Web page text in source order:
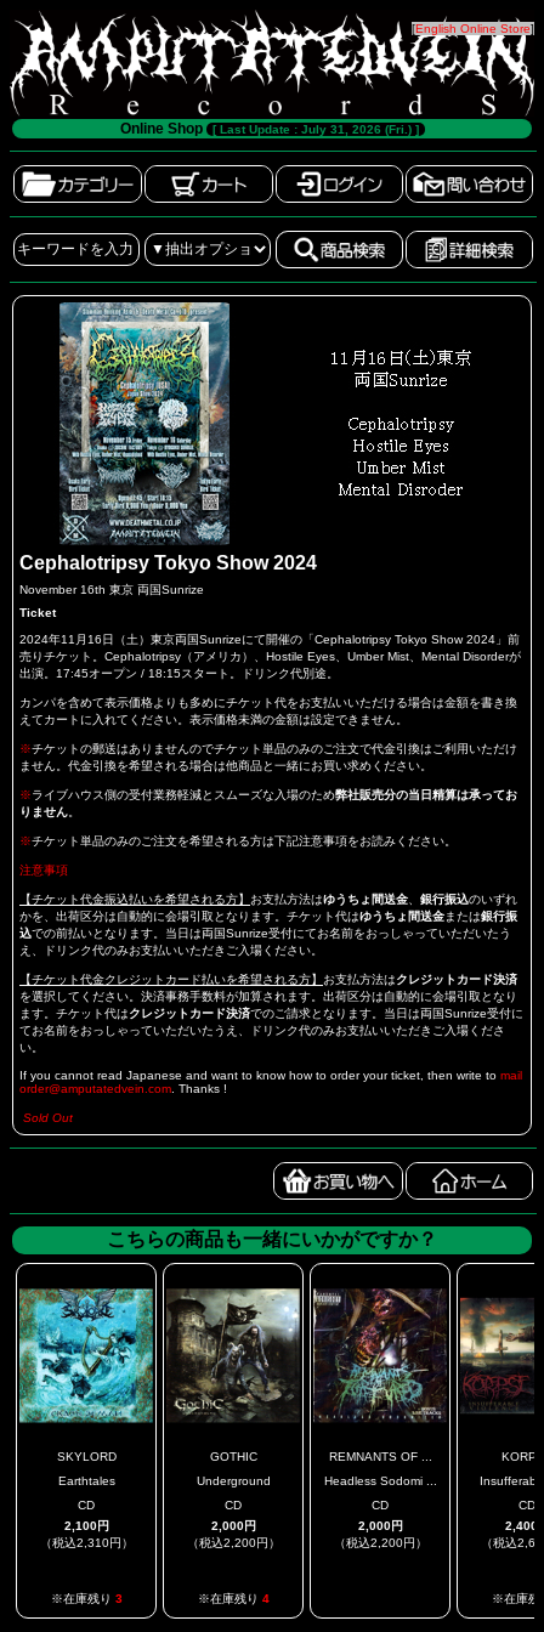
[English Online Store]
Online Shop [ Last Update : July 31, 2026 (Fri.) ]
Cephalotripsy Tokyo Show 2024
November 16th 東京 両国Sunrize
Ticket
2024年11月16日（土）東京両国Sunrizeにて開催の「Cephalotripsy Tokyo Show 2024」前
売りチケット。Cephalotripsy（アメリカ）、Hostile Eyes、Umber Mist、Mental Disorderが
出演。17:45オープン / 18:15スタート。ドリンク代別途。
カンパを含めて表示価格よりも多めにチケット代をお支払いいただける場合は金額を書き換
えてカートに入れてください。表示価格未満の金額は設定できません。
※チケットの郵送はありませんのでチケット単品のみのご注文で代金引換はご利用いただけ
ません。代金引換を希望される場合は他商品と一緒にお買い求めください。
※ライブハウス側の受付業務軽減とスムーズな入場のため弊社販売分の当日精算は承ってお
りません
※チケット単品のみのご注文を希望される方は下記注意事項をお読みください。
注意事項
【チケット代金振込払いを希望される方】 お支払方法はゆうちょ間送金 銀行振込のいずれ
かを、出荷区分は自動的に会場引取となります。チケット代はゆうちょ間送金または銀行振
込での前払いとなります。当日は両国Sunrize受付にてお名前をおっしゃっていただいたう
え、ドリンク代のみお支払いいただきご入場ください。
【チケット代金クレジットカード払いを希望される方】 お支払方法はクレジットカード決済
を選択してください。決済事務手数料が加算されます。出荷区分は自動的に会場引取となり
ます。チケット代はクレジットカード決済でのご請求となります。当日は両国Sunrize受付に
てお名前をおっしゃっていただいたうえ、ドリンク代のみお支払いいただきご入場くださ
い。
If you cannot read Japanese and want to know how to order your ticket, then write to mail
order@amputatedvein.com . Thanks !
Sold Out
こちらの商品も一緒にいかがですか？
SKYLORD
Earthtales
CD
2,100円
（税込2,310円）
※在庫残り 3
GOTHIC
Underground
CD
2,000円
（税込2,200円）
※在庫残り 4
REMNANTS OF ...
Headless Sodomi ...
CD
2,000円
（税込2,200円）
CD
2,400
（税込
※在庫残